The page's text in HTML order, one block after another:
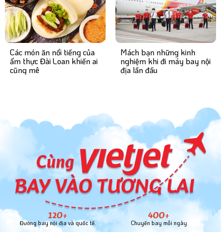
Các món ăn nổi tiếng của
ẩm thực Đài Loan khiến ai
cũng mê
Mách bạn những kinh
nghiệm khi đi máy bay nội
địa lần đầu
120+
Đường bay nội địa và quốc tế.
400+
Chuyến bay mỗi ngày